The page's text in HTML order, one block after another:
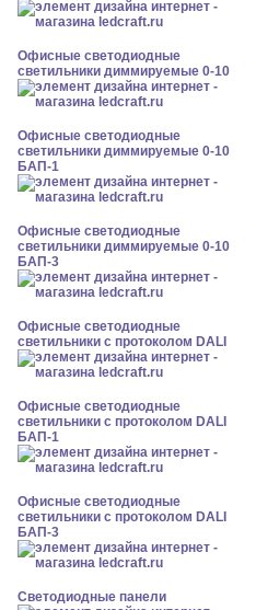
Офисные светодиодные
светильники диммируемые 0-10
Офисные светодиодные
светильники диммируемые 0-10
БАП-1
Офисные светодиодные
светильники диммируемые 0-10
БАП-3
Офисные светодиодные
светильники с протоколом DALI
Офисные светодиодные
светильники с протоколом DALI
БАП-1
Офисные светодиодные
светильники с протоколом DALI
БАП-3
Cветодиодные панели